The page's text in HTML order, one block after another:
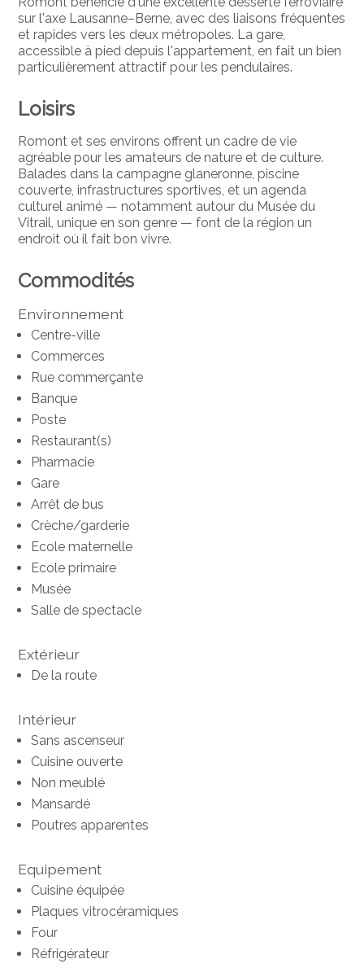
sur l'axe Lausanne–Berne, avec des liaisons fréquentes
et rapides vers les deux métropoles. La gare,
accessible à pied depuis l'appartement, en fait un bien
particulièrement attractif pour les pendulaires.
Loisirs
Romont et ses environs offrent un cadre de vie
agréable pour les amateurs de nature et de culture.
Balades dans la campagne glaneronne, piscine
couverte, infrastructures sportives, et un agenda
culturel animé — notamment autour du Musée du
Vitrail, unique en son genre — font de la région un
endroit où il fait bon vivre.
Commodités
Environnement
Centre-ville
Commerces
Rue commerçante
Banque
Poste
Restaurant(s)
Pharmacie
Gare
Arrêt de bus
Crèche/garderie
Ecole maternelle
Ecole primaire
Musée
Salle de spectacle
Extérieur
De la route
Intérieur
Sans ascenseur
Cuisine ouverte
Non meublé
Mansardé
Poutres apparentes
Equipement
Cuisine équipée
Plaques vitrocéramiques
Four
Réfrigérateur